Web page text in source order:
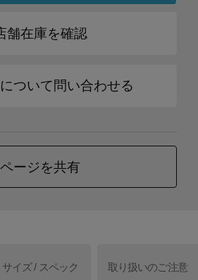
舗在庫を確認
ついて問い合わせる
ページを共有
サイズ / スペック 取り扱いのご注意